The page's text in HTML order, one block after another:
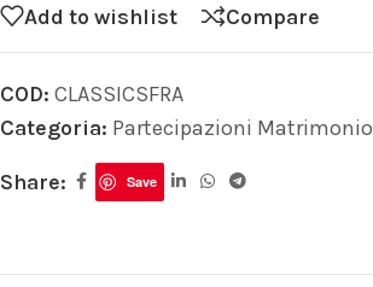
Add to wishlist Compare
COD: CLASSICSFRA
Categoria: Partecipazioni Matrimonio
Share: Save